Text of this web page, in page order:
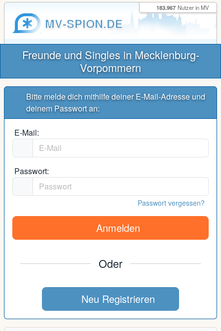
MV-SPION.DE
183.967 Nutzer in MV
Freunde und Singles in Mecklenburg-
Vorpommern
Bitte melde dich mithilfe deiner E-Mail-Adresse und
deinem Passwort an:
E-Mail:
Passwort:
Passwort vergessen?
Anmelden
Oder
Neu Registrieren